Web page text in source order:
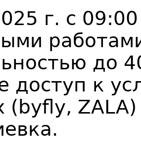
г. с
до
доступ к
(byfly,